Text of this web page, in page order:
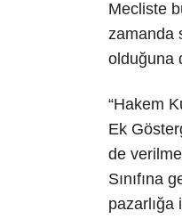
Mecliste
zamanda
olduğuna
“Hakem
Ek
de
Sınıfına
pazarlığa